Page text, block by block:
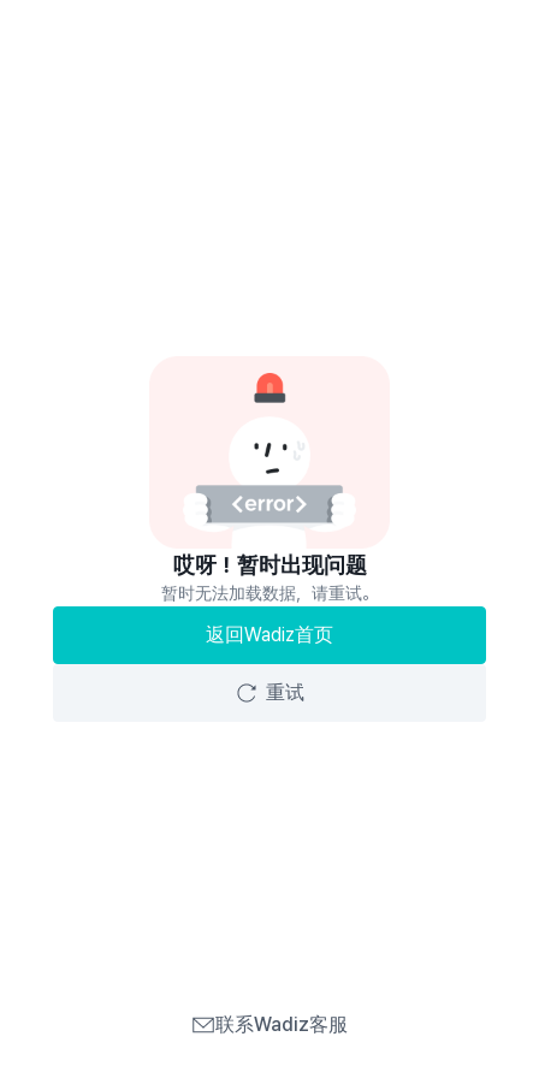
哎呀！暂时出现问题
暂时无法加载数据，请重试。
返回Wadiz首页
重试
联系Wadiz客服